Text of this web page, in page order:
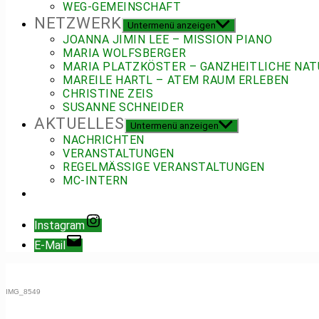
WEG-GEMEINSCHAFT
NETZWERK Untermenü anzeigen
JOANNA JIMIN LEE – MISSION PIANO
MARIA WOLFSBERGER
MARIA PLATZKÖSTER – GANZHEITLICHE
MAREILE HARTL – ATEM RAUM ERLEBEN
CHRISTINE ZEIS
SUSANNE SCHNEIDER
AKTUELLES Untermenü anzeigen
NACHRICHTEN
VERANSTALTUNGEN
REGELMÄSSIGE VERANSTALTUNGEN
MC-INTERN
Instagram
E-Mail
IMG_8549